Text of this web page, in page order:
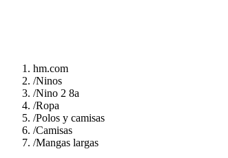
hm.com
/Ninos
/Nino 2 8a
/Ropa
/Polos y camisas
/Camisas
/Mangas largas